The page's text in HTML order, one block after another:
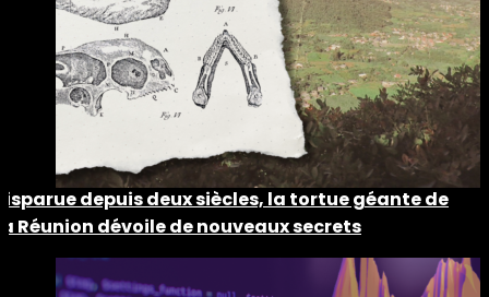
depuis deux siècles, la tortue géante de
Réunion dévoile de nouveaux secrets